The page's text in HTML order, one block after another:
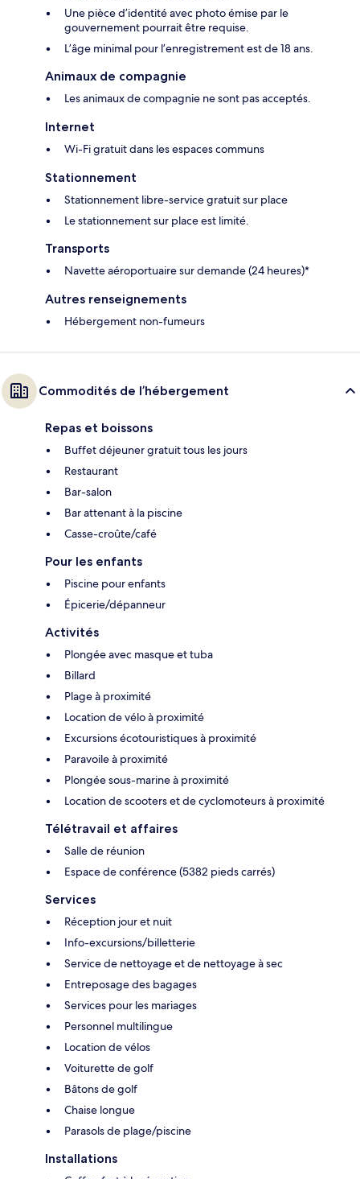
Une pièce d’identité avec photo émise par le
gouvernement pourrait être requise.
L’âge minimal pour l’enregistrement est de 18 ans.
Animaux de compagnie
Les animaux de compagnie ne sont pas acceptés.
Internet
Wi-Fi gratuit dans les espaces communs
Stationnement
Stationnement libre-service gratuit sur place
Le stationnement sur place est limité.
Transports
Navette aéroportuaire sur demande (24 heures)*
Autres renseignements
Hébergement non-fumeurs
Commodités de l’hébergement
Repas et boissons
Buffet déjeuner gratuit tous les jours
Restaurant
Bar-salon
Bar attenant à la piscine
Casse-croûte/café
Pour les enfants
Piscine pour enfants
Épicerie/dépanneur
Activités
Plongée avec masque et tuba
Billard
Plage à proximité
Location de vélo à proximité
Excursions écotouristiques à proximité
Paravoile à proximité
Plongée sous-marine à proximité
Location de scooters et de cyclomoteurs à proximité
Télétravail et affaires
Salle de réunion
Espace de conférence (5382 pieds carrés)
Services
Réception jour et nuit
Info-excursions/billetterie
Service de nettoyage et de nettoyage à sec
Entreposage des bagages
Services pour les mariages
Personnel multilingue
Location de vélos
Voiturette de golf
Bâtons de golf
Chaise longue
Parasols de plage/piscine
Installations